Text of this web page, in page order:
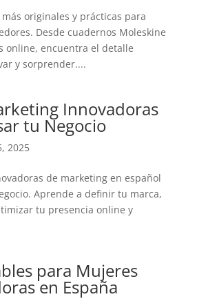
originales y prácticas para
Desde cuadernos Moleskine
online, encuentra el detalle
y sorprender....
Innovadoras
tu Negocio
2025
de marketing en español
Aprende a definir tu marca,
tu presencia online y
para Mujeres
en España